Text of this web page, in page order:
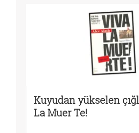
Kuyudan yükselen
La Muer Te!